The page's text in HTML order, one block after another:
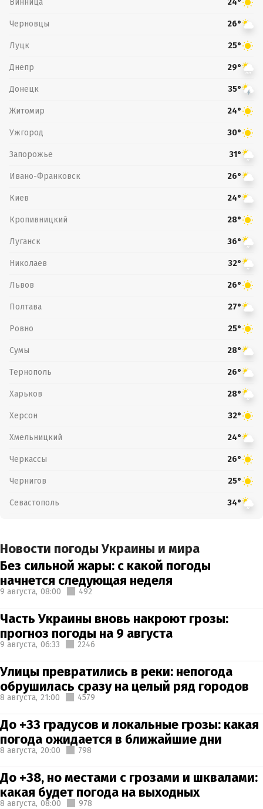
24°
Черновцы 26°
Луцк 25°
Днепр 29°
Донецк 35°
Житомир 24°
Ужгород 30°
Запорожье 31°
Ивано-Франковск 26°
Киев 24°
Кропивницкий 28°
Луганск 36°
Николаев 32°
Львов 26°
Полтава 27°
Ровно 25°
Сумы 28°
Тернополь 26°
Харьков 28°
Херсон 32°
Хмельницкий 24°
Черкассы 26°
Чернигов 25°
Севастополь 34°
Новости погоды Украины и мира
Без сильной жары: с какой погоды
начнется следующая неделя
9 августа, 08:00 492
Часть Украины вновь накроют грозы:
прогноз погоды на 9 августа
9 августа, 06:33 2246
Улицы превратились в реки: непогода
обрушилась сразу на целый ряд городов
8 августа, 21:00 4579
До +33 градусов и локальные грозы: какая
погода ожидается в ближайшие дни
8 августа, 20:00 798
До +38, но местами с грозами и шквалами:
какая будет погода на выходных
8 августа, 08:00 978